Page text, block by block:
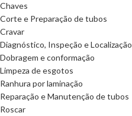
Chaves
Corte e Preparação de tubos
Cravar
Diagnóstico, Inspeção e Localização
Dobragem e conformação
Limpeza de esgotos
Ranhura por laminação
Reparação e Manutenção de tubos
Roscar